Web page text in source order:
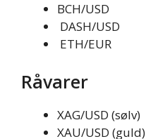
BCH/USD
DASH/USD
ETH/EUR
Råvarer
XAG/USD (sølv)
XAU/USD (guld)